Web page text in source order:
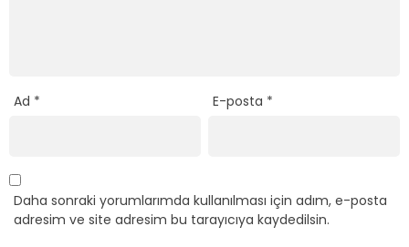
Ad * E-posta *
Daha sonraki yorumlarımda kullanılması için adım, e-posta
adresim ve site adresim bu tarayıcıya kaydedilsin.